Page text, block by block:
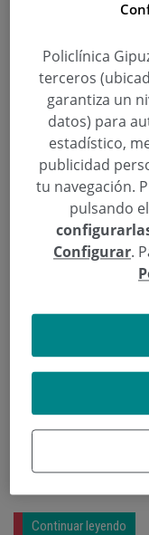
Investigación
Sociedad
reconocimiento
desarrollado
contribuciones
internacionales.
Continuar leyendo
Policlínica
terceros
garantiza un
datos) para
estadístico,
publicidad
tu navegación.
pulsando
Configurar.